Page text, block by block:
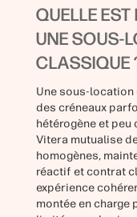
QUELLE
UNE SOUS-
CLASSIQUE
Une sous-location
des créneaux
hétérogène et
Vitera mutualise
homogènes,
réactif et contrat
expérience
montée en charge